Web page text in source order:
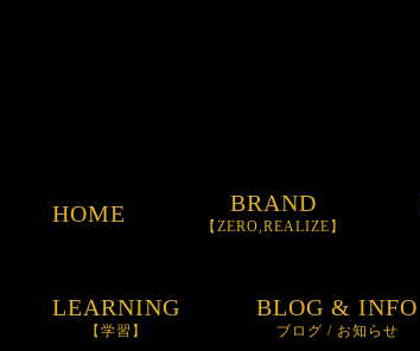
HOME BRAND
【ZERO,REALIZE】
ORDER GLOVE
LEARNING
【学習】
BLOG & INFO
ブログ / お知らせ